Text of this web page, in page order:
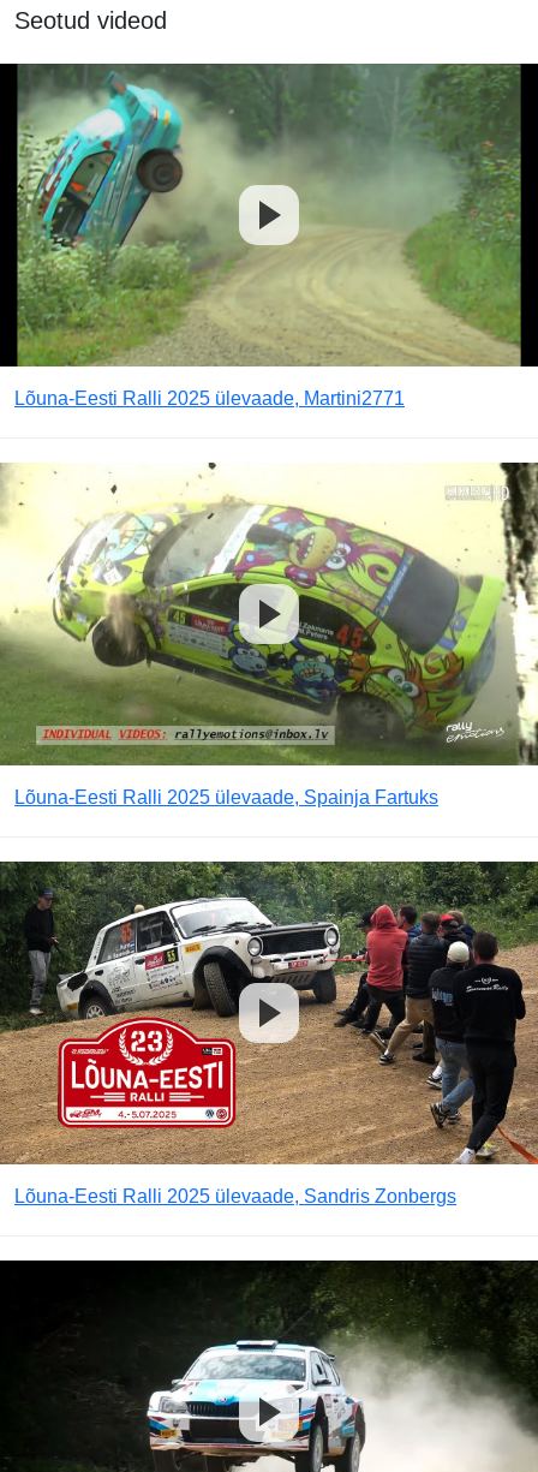
Seotud videod
Lõuna-Eesti Ralli 2025 ülevaade, Martini2771
Lõuna-Eesti Ralli 2025 ülevaade, Spainja Fartuks
Lõuna-Eesti Ralli 2025 ülevaade, Sandris Zonbergs